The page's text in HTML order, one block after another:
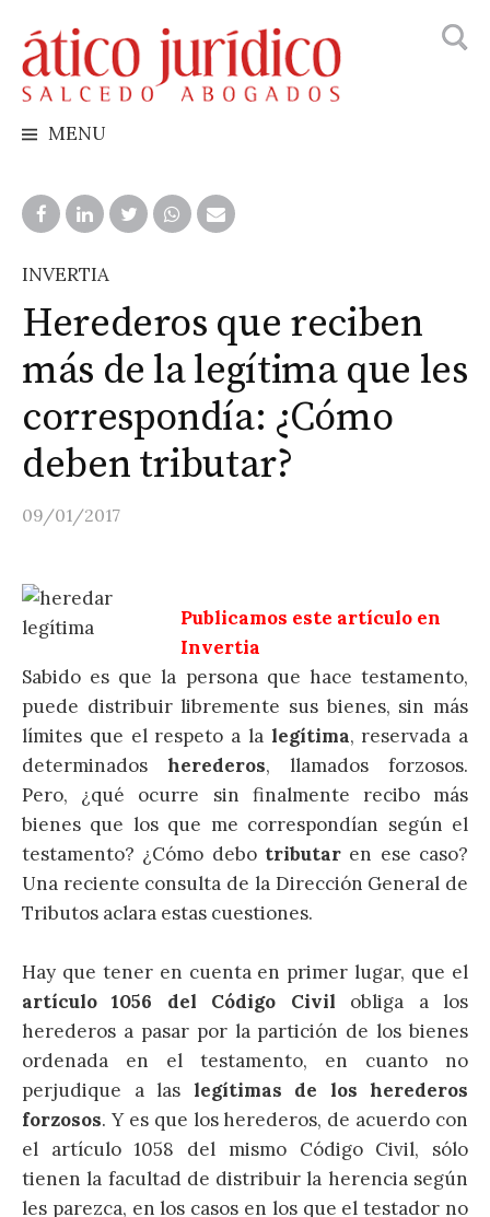
to
content
MENU
INVERTIA
Herederos que reciben
más de la legítima que les
correspondía: ¿Cómo
deben tributar?
09/01/2017
Publicamos este artículo en
Invertia
Sabido es que la persona que hace testamento,
puede distribuir libremente sus bienes, sin más
límites que el respeto a la legítima, reservada a
determinados herederos, llamados forzosos.
Pero, ¿qué ocurre sin finalmente recibo más
bienes que los que me correspondían según el
testamento? ¿Cómo debo tributar en ese caso?
Una reciente consulta de la Dirección General de
Tributos aclara estas cuestiones.
Hay que tener en cuenta en primer lugar, que el
artículo 1056 del Código Civil obliga a los
herederos a pasar por la partición de los bienes
ordenada en el testamento, en cuanto no
perjudique a las legítimas de los herederos
forzosos. Y es que los herederos, de acuerdo con
el artículo 1058 del mismo Código Civil, sólo
tienen la facultad de distribuir la herencia según
les parezca, en los casos en los que el testador no